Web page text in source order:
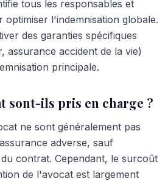
tous les responsables et
l'indemnisation globale.
des garanties spécifiques
assurance accident de la vie)
principale.
sont-ils pris en charge ?
ne sont généralement pas
adverse, sauf
contrat. Cependant, le surcoût
de l'avocat est largement